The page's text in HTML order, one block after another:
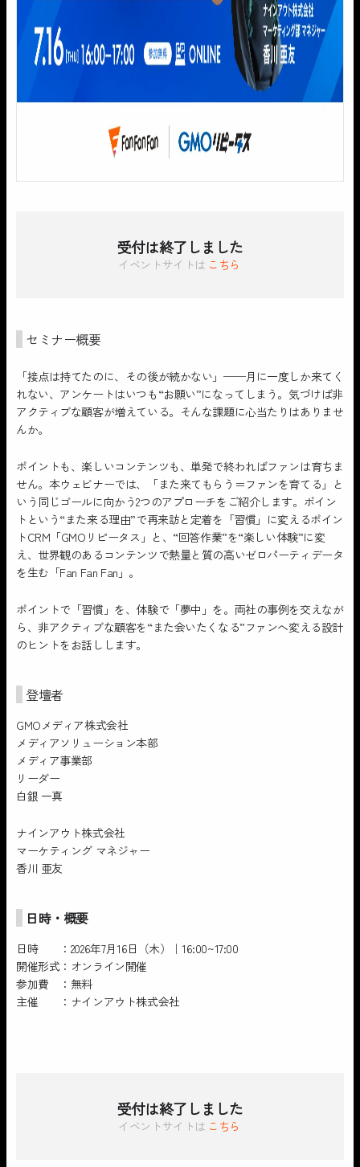
受付は終了しました
イベントサイトは こちら
セミナー概要
「接点は持てたのに、その後が続かない」──月に一度しか来てく
れない、アンケートはいつも“お願い”になってしまう。気づけば非
アクティブな顧客が増えている。そんな課題に心当たりはありませ
んか。
ポイントも、楽しいコンテンツも、単発で終わればファンは育ちま
せん。本ウェビナーでは、「また来てもらう＝ファンを育てる」と
いう同じゴールに向かう2つのアプローチをご紹介します。ポイン
トという“また来る理由”で再来訪と定着を「習慣」に変えるポイン
トCRM「GMOリピータス」と、“回答作業”を“楽しい体験”に変
え、世界観のあるコンテンツで熱量と質の高いゼロパーティデータ
を生む「Fan Fan Fan」。
ポイントで「習慣」を、体験で「夢中」を。両社の事例を交えなが
ら、非アクティブな顧客を“また会いたくなる”ファンへ変える設計
のヒントをお話しします。
登壇者
GMOメディア株式会社
メディアソリューション本部
メディア事業部
リーダー
白銀 一真
ナインアウト株式会社
マーケティング マネジャー
香川 亜友
日時・概要
日時 ：2026年7月16日（木）｜16:00~17:00
開催形式：オンライン開催
参加費 ：無料
主催 ：ナインアウト株式会社
受付は終了しました
イベントサイトは こちら